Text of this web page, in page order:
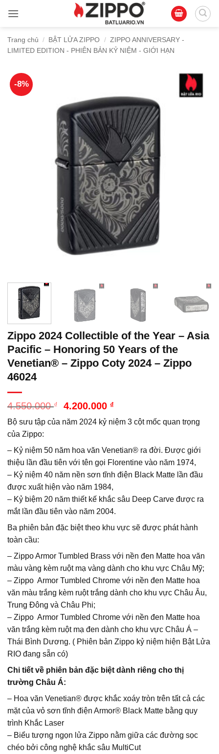
qua
dungTrang chủ / BẬT LỬA ZIPPO / ZIPPO ANNIVERSARY -
LIMITED EDITION - PHIÊN BẢN KỶ NIỆM - GIỚI HẠN
-8%
Zippo 2024 Collectible of the Year – Asia
Pacific – Honoring 50 Years of the
Venetian® – Zippo Coty 2024 – Zippo
46024
4.550.000₫
Giá
là:
4.200.000 ₫
tại
4.200.000 ₫.
Bộ sưu tập của năm 2024 kỷ niệm 3 cột mốc quan trọng
của Zippo:
– Kỷ niệm 50 năm hoa văn Venetian® ra đời. Được giới
thiệu lần đầu tiên với tên gọi Florentine vào năm 1974,
– Kỷ niệm 40 năm nền sơn tĩnh điện Black Matte lần đầu
được xuất hiện vào năm 1984,
– Kỷ biệm 20 năm thiết kế khắc sâu Deep Carve được ra
mắt lần đầu tiên vào năm 2004.
Ba phiên bản đặc biệt theo khu vực sẽ được phát hành
toàn cầu:
– Zippo Armor Tumbled Brass với nền đen Matte hoa văn
màu vàng kèm ruột mạ vàng dành cho khu vực Châu Mỹ;
– Zippo Armor Tumbled Chrome với nền đen Matte hoa
văn màu trắng kèm ruột trắng dành cho khu vực Châu Âu,
Trung Đông và Châu Phi;
– Zippo Armor Tumbled Chrome với nền đen Matte hoa
văn trắng kèm ruột mạ đen dành cho khu vực Châu Á –
Thái Bình Dương. ( Phiên bản Zippo kỷ niệm hiện Bật Lửa
RIO đang sẵn có)
Chi tiết về phiên bản đặc biệt dành riêng cho thị
trường Châu Á:
– Hoa văn Venetian® được khắc xoáy tròn trên tất cả các
mặt của vỏ sơn tĩnh điện Armor® Black Matte bằng quy
trình Khắc Laser
– Biểu tượng ngọn lửa Zippo nằm giữa các đường sọc
chéo bởi công nghệ khắc sâu MultiCut